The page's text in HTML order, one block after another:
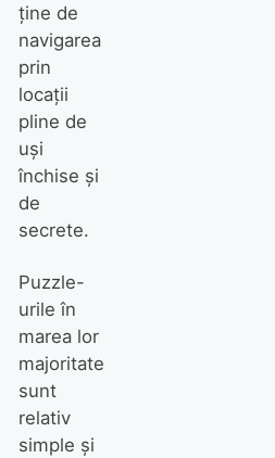
ţine de
navigarea
prin
locaţii
pline de
uşi
închise şi
de
secrete.
Puzzle-
urile în
marea lor
majoritate
sunt
relativ
simple și